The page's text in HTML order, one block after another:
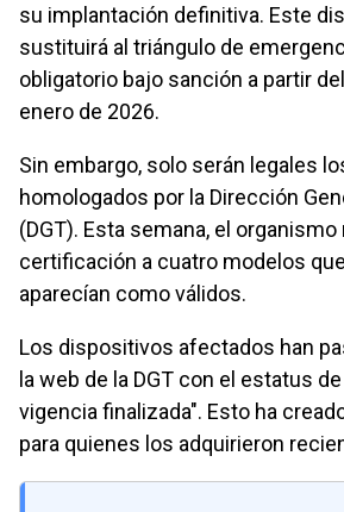
su implantación definitiva. Este
sustituirá al triángulo de
obligatorio bajo sanción a partir
enero de 2026.
Sin embargo, solo serán legales
homologados por la Dirección
(DGT). Esta semana, el organismo
certificación a cuatro modelos
aparecían como válidos.
Los dispositivos afectados han
la web de la DGT con el estatus
vigencia finalizada". Esto ha
para quienes los adquirieron